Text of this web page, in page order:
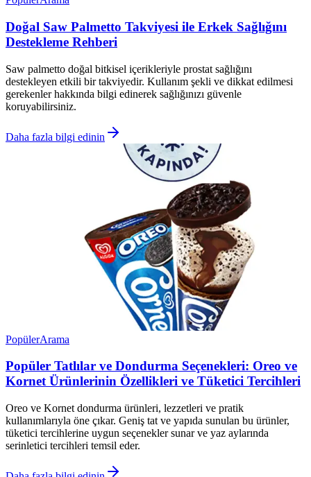
Doğal Saw Palmetto Takviyesi ile Erkek Sağlığını
Destekleme Rehberi
Saw palmetto doğal bitkisel içerikleriyle prostat sağlığını
destekleyen etkili bir takviyedir. Kullanım şekli ve dikkat edilmesi
gerekenler hakkında bilgi edinerek sağlığınızı güvenle
koruyabilirsiniz.
Daha fazla bilgi edinin
PopülerArama
Popüler Tatlılar ve Dondurma Seçenekleri: Oreo ve
Kornet Ürünlerinin Özellikleri ve Tüketici Tercihleri
Oreo ve Kornet dondurma ürünleri, lezzetleri ve pratik
kullanımlarıyla öne çıkar. Geniş tat ve yapıda sunulan bu ürünler,
tüketici tercihlerine uygun seçenekler sunar ve yaz aylarında
serinletici tercihleri temsil eder.